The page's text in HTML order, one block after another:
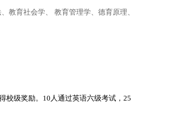
教育社会学、 教育管理学、德育原理、
校级奖励。 10 人通过英语六级考试， 25